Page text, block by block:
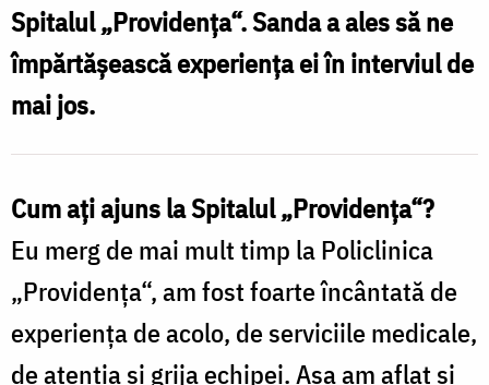
Spitalul „Providenţa“. Sanda a ales să ne
împărtăşească experienţa ei în interviul de
mai jos.
Cum aţi ajuns la Spitalul „Providenţa“?
Eu merg de mai mult timp la Policlinica
„Providenţa“, am fost foarte încântată de
experienţa de acolo, de serviciile medicale,
de atenţia şi grija echipei. Aşa am aflat şi